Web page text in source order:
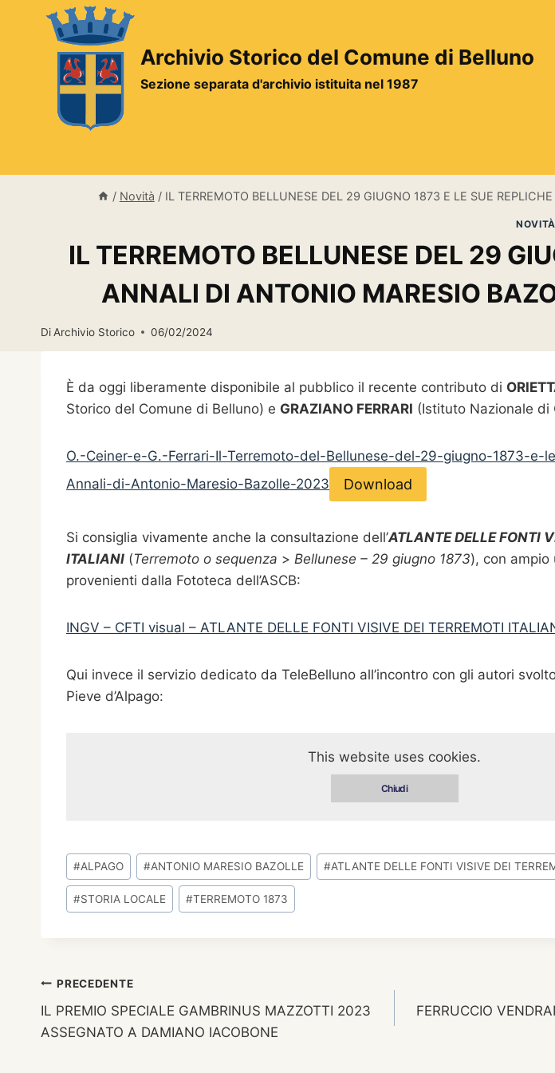
contenuto
Archivio Storico del Comune di Belluno
Sezione separata d'archivio istituita nel 1987
/ Novità / IL TERREMOTO BELLUNESE DEL 29 GIUGNO 1873 E LE SUE
NOVITÀ
IL TERREMOTO BELLUNESE DEL 29
ANNALI DI ANTONIO MARESIO
Di Archivio Storico 06/02/2024
È da oggi liberamente disponibile al pubblico il recente contributo di
Storico del Comune di Belluno) e GRAZIANO FERRARI (Istituto Nazionale di
O.-Ceiner-e-G.-Ferrari-Il-Terremoto-del-Bellunese-del-29-giugno-1873-e-
Annali-di-Antonio-Maresio-Bazolle-2023
Download
Si consiglia vivamente anche la consultazione dell’ATLANTE DELLE FONTI
ITALIANI (Terremoto o sequenza > Bellunese – 29 giugno 1873), con ampio
provenienti dalla Fototeca dell’ASCB:
INGV – CFTI visual – ATLANTE DELLE FONTI VISIVE DEI TERREMOTI
Qui invece il servizio dedicato da TeleBelluno all’incontro con gli autori
Pieve d’Alpago:
This website uses cookies.
Chiudi
Tag
articolo:
#ALPAGO #ANTONIO MARESIO BAZOLLE #ATLANTE DELLE FONTI VISIVE DEI
#STORIA LOCALE #TERREMOTO 1873
Navigazione
articoli
PRECEDENTE
IL PREMIO SPECIALE GAMBRINUS MAZZOTTI 2023
ASSEGNATO A DAMIANO IACOBONE
FERRUCCIO